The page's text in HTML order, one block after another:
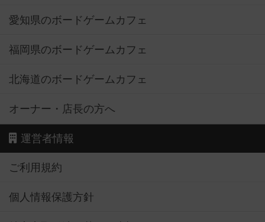
愛知県のボードゲームカフェ
福岡県のボードゲームカフェ
北海道のボードゲームカフェ
オーナー・店長の方へ
運営者情報
ご利用規約
個人情報保護方針